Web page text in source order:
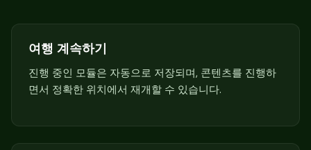
여행 계속하기
진행 중인 모듈은 자동으로 저장되며, 콘텐츠를 진행하
면서 정확한 위치에서 재개할 수 있습니다.